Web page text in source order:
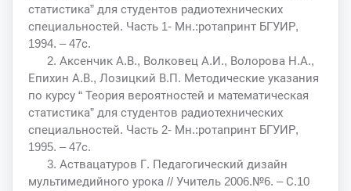
статистика” для студентов радиотехнических
специальностей. Часть 1- Мн.:ротапринт БГУИР,
1994. – 47с.
2. Аксенчик А.В., Волковец А.И., Волорова Н.А.,
Епихин А.В., Лозицкий В.П. Методические указания
по курсу “ Теория вероятностей и математическая
статистика” для студентов радиотехнических
специальностей. Часть 2- Мн.:ротапринт БГУИР,
1995. – 47с.
3. Аствацатуров Г. Педагогический дизайн
мультимедийного урока // Учитель 2006.№6. – С.10